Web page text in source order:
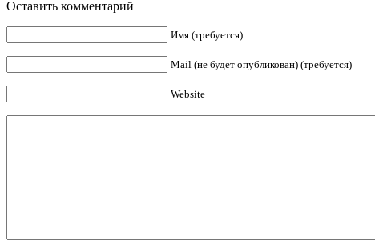
Оставить комментарий
Имя (требуется)
Mail (не будет опубликован) (требуется)
Website